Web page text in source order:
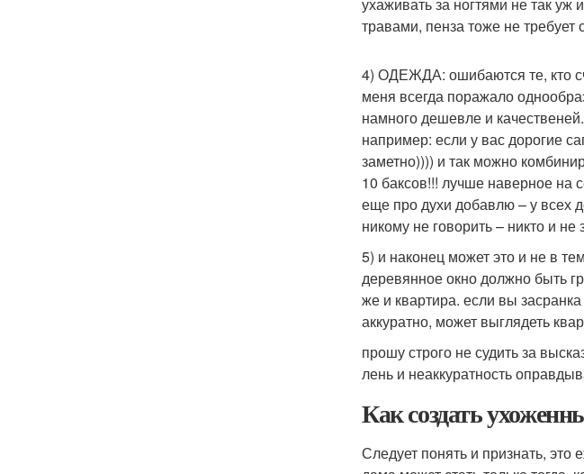
травами, пенза тоже не требует
4) ОДЕЖДА: ошибаются те, кто
меня всегда поражало
намного дешевле и
например: если у вас дорогие
заметно)))) и так можно
10 баксов!!! лучше наверное на
еще про духи добавлю – у всех
никому не говорить – никто и не
5) и наконец может это и не в
деревянное окно должно быть
же и квартира. если вы
аккуратно, может выглядеть
прошу строго не судить за
лень и неаккуратность
Как создать
Следует понять и признать,